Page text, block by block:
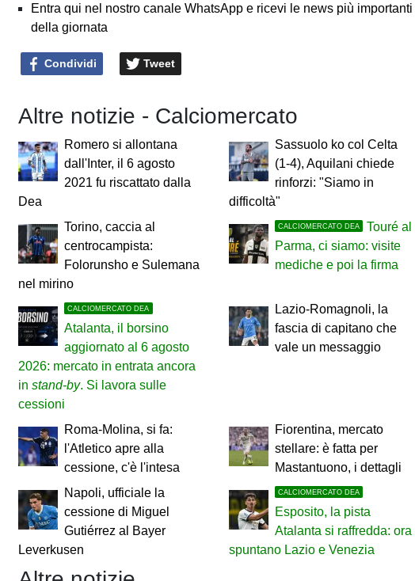
Entra qui nel nostro canale WhatsApp e ricevi le news più importanti
della giornata
Condividi Tweet
Altre notizie - Calciomercato
Romero si allontana
dall'Inter, il 6 agosto
2021 fu riscattato dalla
Dea
Sassuolo ko col Celta
(1-4), Aquilani chiede
rinforzi: "Siamo in
difficoltà"
Torino, caccia al
centrocampista:
Folorunsho e Sulemana
nel mirino
CALCIOMERCATO DEA
Touré al
Parma, ci siamo: visite
mediche e poi la firma
CALCIOMERCATO DEA
Atalanta, il borsino
aggiornato al 6 agosto
2026: mercato in entrata ancora
instand-by. Si lavora sulle
cessioni
Lazio-Romagnoli, la
fascia di capitano che
vale un messaggio
Roma-Molina, si fa:
l'Atletico apre alla
cessione, c'è l'intesa
Fiorentina, mercato
stellare: è fatta per
Mastantuono, i dettagli
Napoli, ufficiale la
cessione di Miguel
Gutiérrez al Bayer
Leverkusen
CALCIOMERCATO DEA
Esposito, la pista
Atalanta si raffredda: ora
spuntano Lazio e Venezia